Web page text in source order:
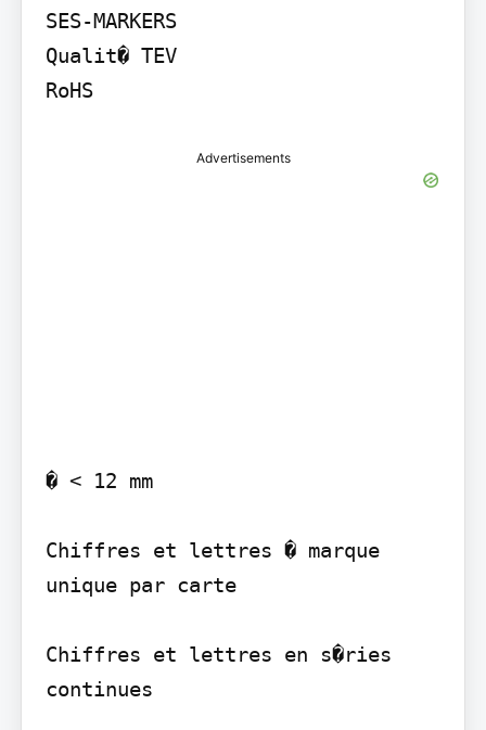
SES-MARKERS
Qualit� TEV
RoHS
Advertisements
� < 12 mm
Chiffres et lettres � marque
unique par carte
Chiffres et lettres en s�ries
continues